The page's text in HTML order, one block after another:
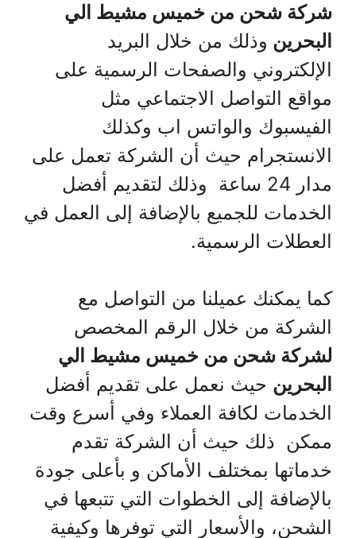
شركة شحن من خميس مشيط الي
البحرين وذلك من خلال البريد
الإلكتروني والصفحات الرسمية على
مواقع التواصل الاجتماعي مثل
الفيسبوك والواتس اب وكذلك
الانستجرام حيث أن الشركة تعمل على
مدار 24 ساعة وذلك لتقديم أفضل
الخدمات للجميع بالإضافة إلى العمل في
العطلات الرسمية.
كما يمكنك عميلنا من التواصل مع
الشركة من خلال الرقم المخصص
لشركة شحن من خميس مشيط الي
البحرين حيث نعمل على تقديم أفضل
الخدمات لكافة العملاء وفي أسرع وقت
ممكن ذلك حيث أن الشركة تقدم
خدماتها بمختلف الأماكن و بأعلى جودة
بالإضافة إلى الخطوات التي تتبعها في
الشحن، والأسعار التي توفرها وكيفية